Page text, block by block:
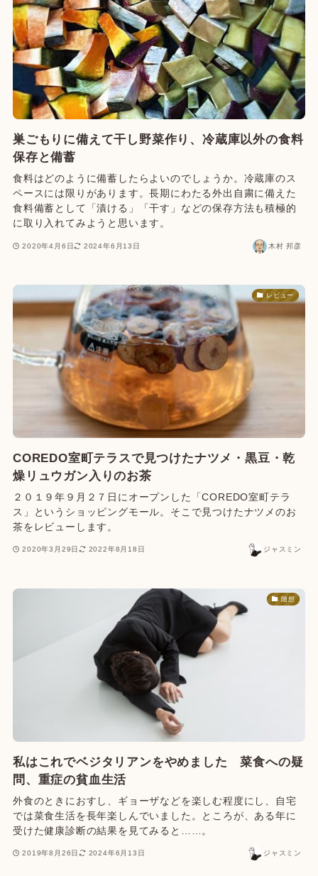
巣ごもりに備えて干し野菜作り、冷蔵庫以外の食料
保存と備蓄
食料はどのように備蓄したらよいのでしょうか。冷蔵庫のス
ペースには限りがあります。長期にわたる外出自粛に備えた
食料備蓄として「漬ける」「干す」などの保存方法も積極的
に取り入れてみようと思います。
2020年4月6日 2024年6月13日 木村 邦彦
レビュー
COREDO室町テラスで見つけたナツメ・黒豆・乾
燥リュウガン入りのお茶
２０１９年９月２７日にオープンした「COREDO室町テラ
ス」というショッピングモール。そこで見つけたナツメのお
茶をレビューします。
2020年3月29日 2022年8月18日 ジャスミン
随想
私はこれでベジタリアンをやめました 菜食への疑
問、重症の貧血生活
外食のときにおすし、ギョーザなどを楽しむ程度にし、自宅
では菜食生活を長年楽しんでいました。ところが、ある年に
受けた健康診断の結果を見てみると……。
2019年8月26日 2024年6月13日 ジャスミン